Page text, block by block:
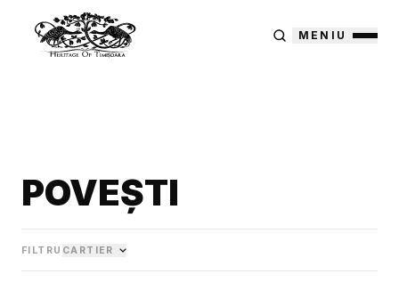
MENIU
POVEȘTI
FILTRU CARTIER